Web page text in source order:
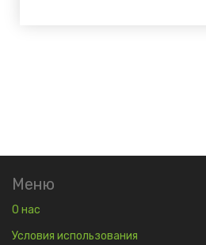
Меню
О нас
Условия использования